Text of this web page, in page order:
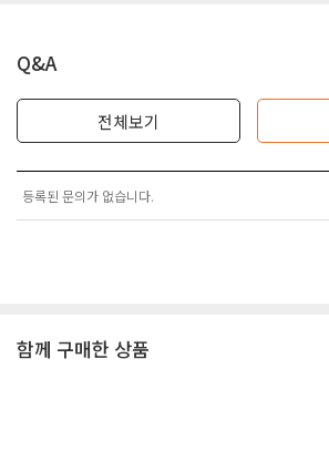
Q&A
전체보기
등록된 문의가 없습니다.
함께 구매한 상품